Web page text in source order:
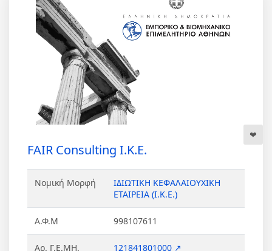
FAIR Consulting Ι.Κ.Ε.
Νομική Μορφή
ΙΔΙΩΤΙΚΗ ΚΕΦΑΛΑΙΟΥΧΙΚΗ
ΕΤΑΙΡΕΙΑ (Ι.Κ.Ε.)
Α.Φ.Μ 998107611
Αρ. Γ.Ε.ΜΗ. 121841801000 ↗